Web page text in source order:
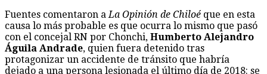
Fuentes comentaron aLa Opinión de Chiloé que en esta
causa lo más probable es que ocurra lo mismo que pasó
con el concejal RN por Chonchi, Humberto Alejandro
Águila Andrade, quien fuera detenido tras
protagonizar un accidente de tránsito que habría
dejado a una persona lesionada el último día de 2018: se